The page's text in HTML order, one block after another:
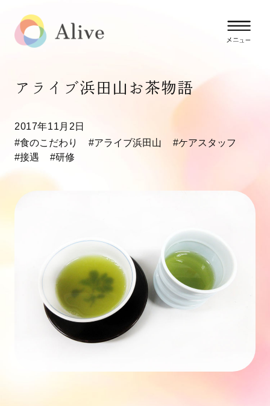
アライブ浜田山お茶物語
2017年11月2日
#食のこだわり
#アライブ浜田山
#ケアスタッフ
#接遇
#研修